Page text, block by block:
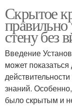
Скрытое
правильно
стену без
Введение
может
знаний.
было скрытым и